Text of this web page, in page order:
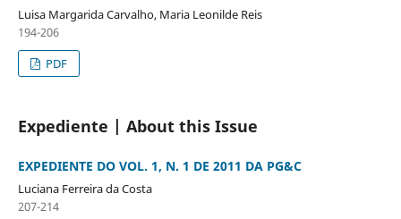
Luisa Margarida Carvalho, Maria Leonilde Reis
194-206
PDF
Expediente | About this Issue
EXPEDIENTE DO VOL. 1, N. 1 DE 2011 DA PG&C
Luciana Ferreira da Costa
207-214